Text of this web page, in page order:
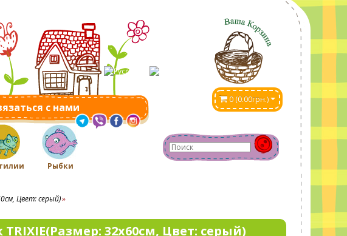
с нами
0 (0.00грн.)
Рыбки
Цвет: серый)
32х60см, Цвет: серый)